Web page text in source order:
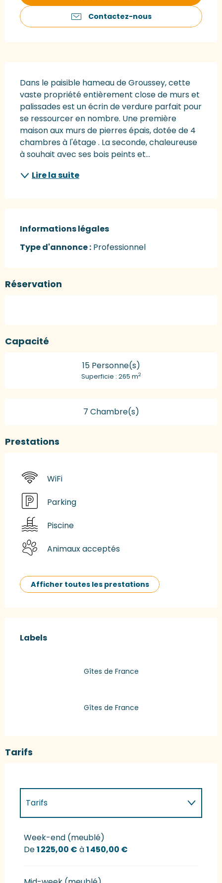
Contactez-nous
Dans le paisible hameau de Groussey, cette
vaste propriété entièrement close de murs et
palissades est un écrin de verdure parfait pour
se ressourcer en nombre. Une première
maison aux murs de pierres épais, dotée de 4
chambres à l'étage . La seconde, chaleureuse
à souhait avec ses bois peints et...
Lire la suite
Informations légales
Informations légales
Type d'annonce : Professionnel
Réservation
Capacité
15 Personne(s)
Superficie : 265 m2
7 Chambre(s)
Prestations
WiFi
Parking
Piscine
Animaux acceptés
Afficher toutes les prestations
Labels
Labels
Gîtes de France
Gîtes de France
Tarifs
Tarifs
Tarifs 2027
Week-end (meublé)
De1 225,00 € à1 450,00 €